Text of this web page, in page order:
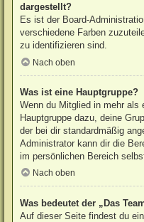
dargestellt?
Es ist der Board-
verschiedene Farben
zu identifizieren sind.
Nach oben
Was ist eine Hauptgruppe?
Wenn du Mitglied in mehr als
Hauptgruppe dazu, deine
der bei dir standardmäßig
Administrator kann dir die
im persönlichen Bereich
Nach oben
Was bedeutet der „Das
Auf dieser Seite findest du